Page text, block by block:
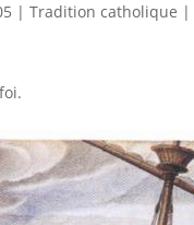
| Tradition catholique |